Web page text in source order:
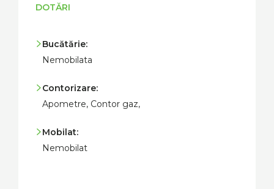
DOTĂRI
Bucătărie:
Nemobilata
Contorizare:
Apometre, Contor gaz,
Mobilat:
Nemobilat